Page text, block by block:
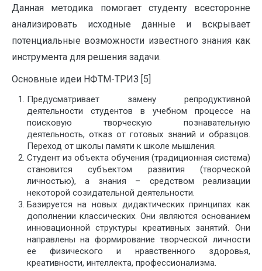
Данная методика помогает студенту всесторонне
анализировать исходные данные и вскрывает
потенциальные возможности известного знания как
инструмента для решения задачи.
Основные идеи НФТМ-ТРИЗ [5]
Предусматривает замену репродуктивной
деятельности студентов в учебном процессе на
поисковую творческую познавательную
деятельность, отказ от готовых знаний и образцов.
Переход от школы памяти к школе мышления.
Студент из объекта обучения (традиционная система)
становится субъектом развития (творческой
личностью), а знания – средством реализации
некоторой созидательной деятельности.
Базируется на новых дидактических принципах как
дополнении классических. Они являются основанием
инновационной структуры креативных занятий. Они
направлены на формирование творческой личности
ее физического и нравственного здоровья,
креативности, интеллекта, профессионализма.